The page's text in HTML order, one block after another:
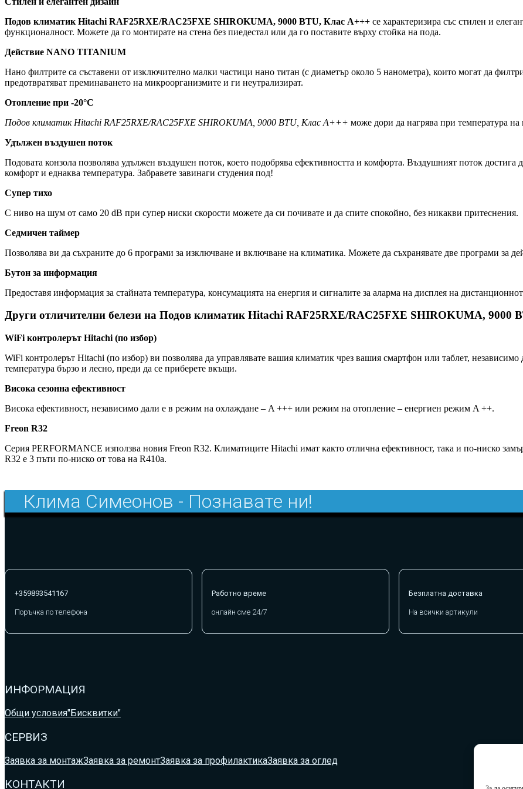
Подов климатик Hitachi RAF25RXE/RAC25FXE SHIROKUMA, 9000 BTU, Клас A+++ се характеризира със стилен и
функционалност. Можете да го монтирате на стена без пиедестал или да го поставите върху стойка на пода.
Действие NANO TITANIUM
Нано филтрите са съставени от изключително малки частици нано титан (с диаметър около 5 нанометра), които могат да
предотвратяват преминаването на микроорганизмите и ги неутрализират.
Отопление при -20°С
Подов климатик Hitachi RAF25RXE/RAC25FXE SHIROKUMA, 9000 BTU, Клас A+++ може дори да нагрява при температура
Удължен въздушен поток
Подовата конзола позволява удължен въздушен поток, което подобрява ефективността и комфорта. Въздушният поток достига
комфорт и еднаква температура. Забравете завинаги студения под!
Супер тихо
С ниво на шум от само 20 dB при супер ниски скорости можете да си почивате и да спите спокойно, без никакви притеснения.
Седмичен таймер
Позволява ви да съхраните до 6 програми за изключване и включване на климатика. Можете да съхранявате две програми за
Бутон за информация
Предоставя информация за стайната температура, консумацията на енергия и сигналите за аларма на дисплея на
Други отличителни белези на Подов климатик Hitachi RAF25RXE/RAC25FXE SHIROKUMA, 9000
WiFi контролерът Hitachi (по избор)
WiFi контролерът Hitachi (по избор) ви позволява да управлявате вашия климатик чрез вашия смартфон или таблет,
температура бързо и лесно, преди да се приберете вкъщи.
Висока сезонна ефективност
Висока ефективност, независимо дали е в режим на охлаждане – A +++ или режим на отопление – енергиен режим A ++.
Freon R32
Серия PERFORMANCE използва новия Freon R32. Климатиците Hitachi имат както отлична ефективност, така и по-ниско
R32 е 3 пъти по-ниско от това на R410a.
Клима Симеонов - Познавате ни!
+359893541167
Поръчка по телефона
Работно време
онлайн сме 24/7
Безплатна доставка
На всички артикули
ИНФОРМАЦИЯ
Общи условия"Бисквитки"
СЕРВИЗ
Заявка за монтажЗаявка за ремонтЗаявка за профилактикаЗаявка за оглед
КОНТАКТИ